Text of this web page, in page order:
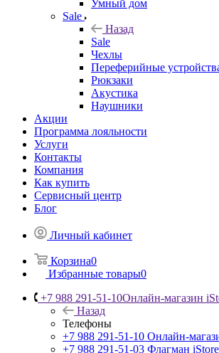
Умный дом
Sale
Назад
Sale
Чехлы
Переферийные
Рюкзаки
Акустика
Наушники
Акции
Программа лояльности
Услуги
Контакты
Компания
Как купить
Сервисный центр
Блог
Личный кабинет
Корзина0
Избранные товары0
+7 988 291-51-10Онлайн-магазин
Назад
Телефоны
+7 988 291-51-10 Онлайн-
+7 988 291-51-03 Флагман